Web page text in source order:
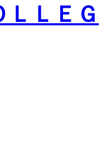
ＬＬＥＧ